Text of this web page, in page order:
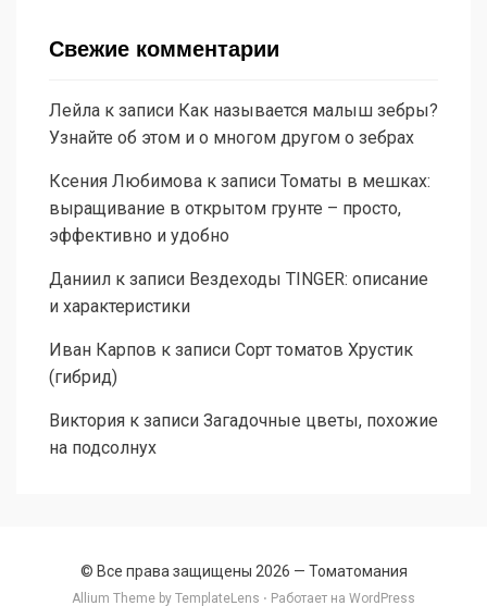
Свежие комментарии
Лейла к записи Как называется малыш зебры?
Узнайте об этом и о многом другом о зебрах
Ксения Любимова к записи Томаты в мешках:
выращивание в открытом грунте – просто,
эффективно и удобно
Даниил к записи Вездеходы TINGER: описание
и характеристики
Иван Карпов к записи Сорт томатов Хрустик
(гибрид)
Виктория к записи Загадочные цветы, похожие
на подсолнух
© Все права защищены 2026 — Томатомания
Allium Theme by TemplateLens ⋅ Работает на WordPress